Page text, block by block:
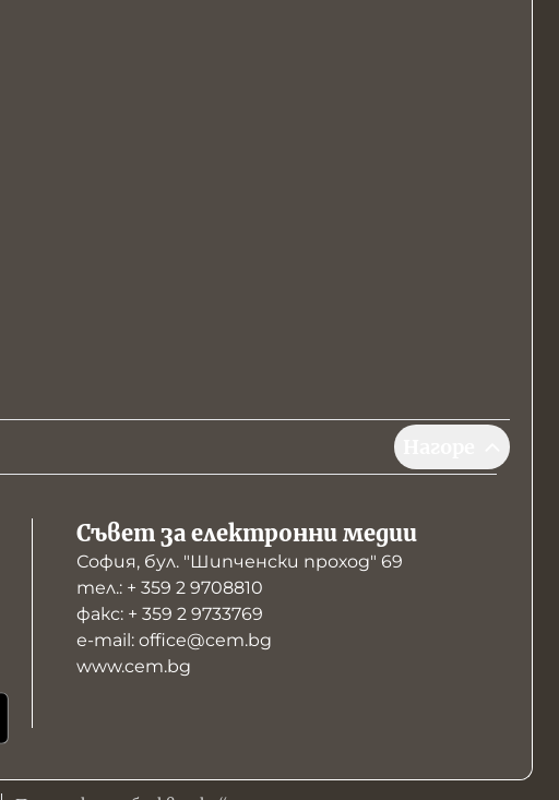
Съвет за електронни медии
София, бул. "Шипченски проход" 69
тел.: + 359 2 9708810
факс: + 359 2 9733769
е-mail: office@cem.bg
www.cem.bg